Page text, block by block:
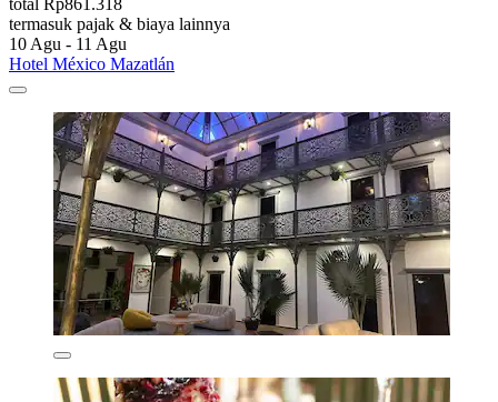
total Rp861.318
termasuk pajak & biaya lainnya
10 Agu - 11 Agu
Hotel México Mazatlán